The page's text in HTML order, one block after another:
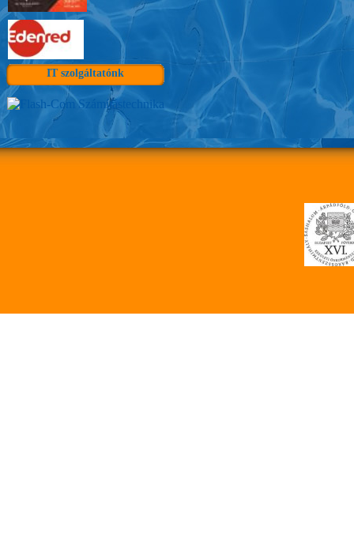
IT szolgáltatónk